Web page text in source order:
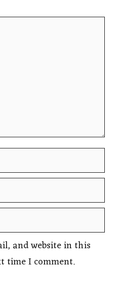
and website in this
time I comment.